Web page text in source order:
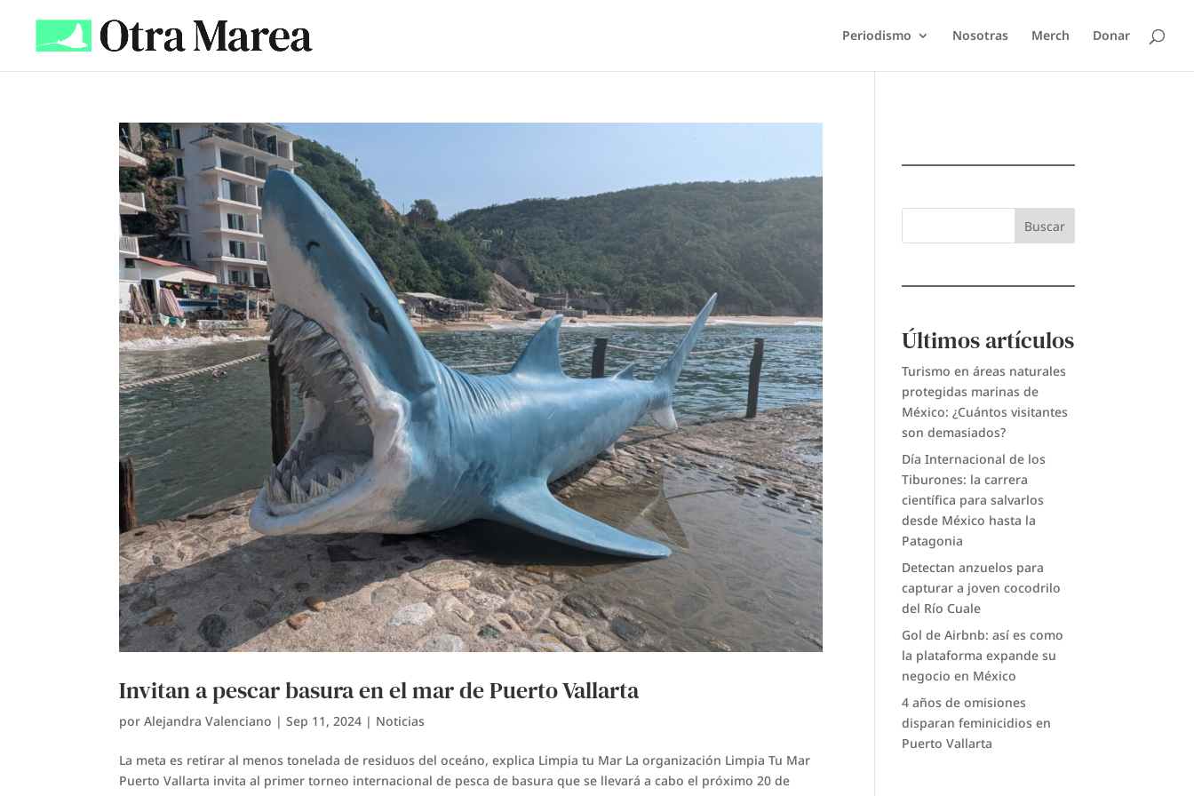
Periodismo Nosotras Merch Donar
Invitan a pescar basura en el mar de Puerto Vallarta
porAlejandra Valenciano |Sep 11, 2024 | Noticias
La meta es retirar al menos tonelada de residuos del oceáno, explica Limpia tu Mar La organización Limpia Tu Mar
Puerto Vallarta invita al primer torneo internacional de pesca de basura que se llevará a cabo el próximo 20 de
Buscar
Últimos artículos
Turismo en áreas naturales
protegidas marinas de
México: ¿Cuántos visitantes
son demasiados?
Día Internacional de los
Tiburones: la carrera
científica para salvarlos
desde México hasta la
Patagonia
Detectan anzuelos para
capturar a joven cocodrilo
del Río Cuale
Gol de Airbnb: así es como
la plataforma expande su
negocio en México
4 años de omisiones
disparan feminicidios en
Puerto Vallarta